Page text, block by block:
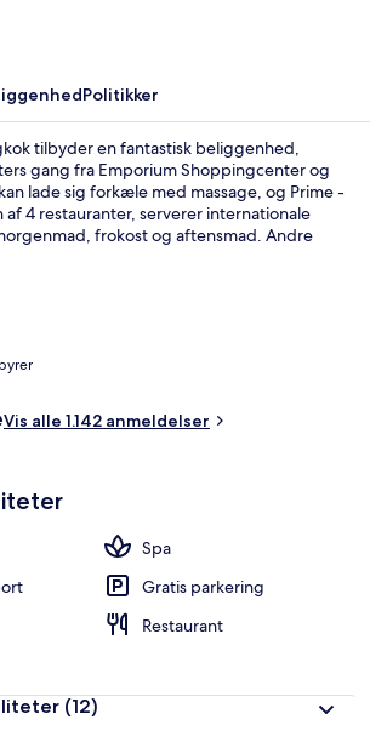
Politikker
tilbyder en fantastisk beliggenhed,
gang fra Emporium Shoppingcenter og
lade sig forkæle med massage, og Prime -
af 4 restauranter, serverer internationale
frokost og aftensmad. Andre
pool og en bar ved poolen. Rejsende er
til offentlig transport: Phrom Phong BTS-
Vis alle 1.142 anmeldelser
Spa
Gratis parkering
Restaurant
(12)